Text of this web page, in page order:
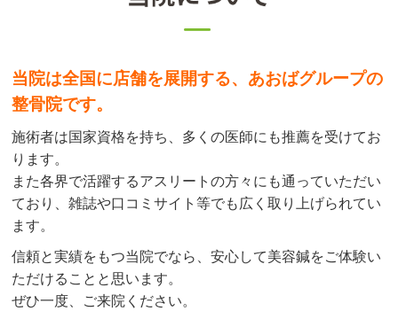
当院は全国に店舗を展開する、あおばグループの
整骨院です。
施術者は国家資格を持ち、多くの医師にも推薦を受けてお
ります。
また各界で活躍するアスリートの方々にも通っていただい
ており、雑誌や口コミサイト等でも広く取り上げられてい
ます。
信頼と実績をもつ当院でなら、安心して美容鍼をご体験い
ただけることと思います。
ぜひ一度、ご来院ください。